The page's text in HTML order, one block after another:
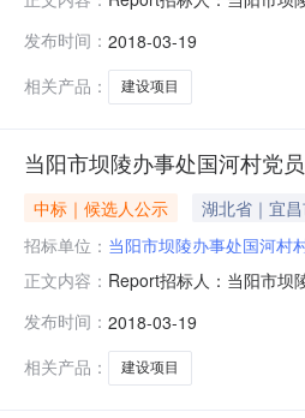
486.96m2,独立柱基础、
清单预算书。投诉电话
发布时间： 2018-03-19
相关产品：
建设项目
当阳市坝陵办事处国河村党
中标｜候选人公示 湖北省｜宜
招标单位： 当阳市坝陵办事处国河村
正文内容： Report招标人：当阳市坝
486.96m2,独立柱基础、
清单预算书。投诉电话
发布时间： 2018-03-19
相关产品：
建设项目